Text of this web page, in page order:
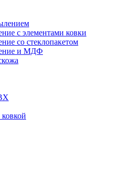
с элементами ковки
со стеклопакетом
и МДФ